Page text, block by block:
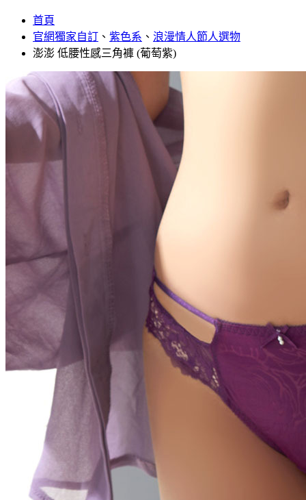
首頁
官網獨家自訂 、 紫色系 、 浪漫情人節人選物
澎澎 低腰性感三角褲 (葡萄紫)